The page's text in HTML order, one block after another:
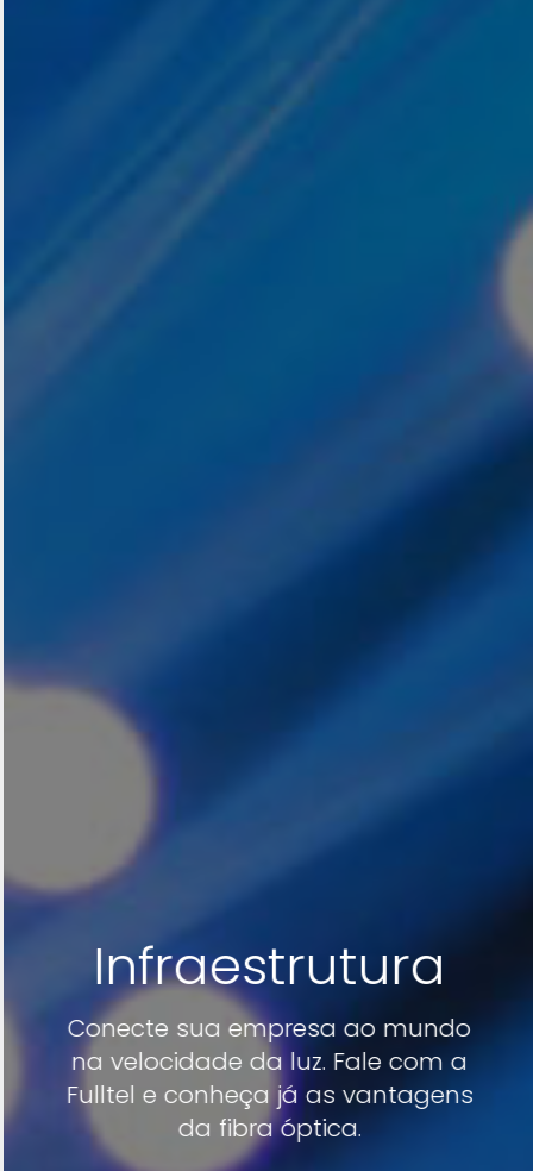
Infraestrutura
Conecte sua empresa ao mundo
na velocidade da luz. Fale com a
Fulltel e conheça já as vantagens
da fibra óptica.